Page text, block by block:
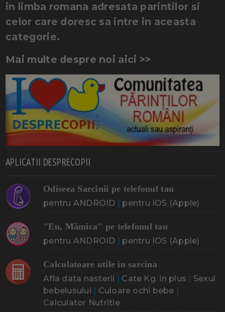
in limba romana adresata parintilor si
celor care doresc sa intre in aceasta
categorie.
Mai multe despre noi aici >>
APLICATII DESPRECOPII
Odiseea Sarcinii pe telefonul tau
pentru ANDROID | pentru IOS (Apple)
"Eu, Mămica" pe telefonul tau
pentru ANDROID | pentru IOS (Apple)
Calculatoare utile in sarcina
Afla data nasterii | Cate Kg. in plus | Sexul
bebelusului | Culoare ochi bebe |
Calculator Nutritie